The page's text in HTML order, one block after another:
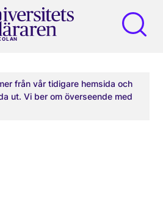
från vår tidigare hemsida och
ut. Vi ber om överseende med